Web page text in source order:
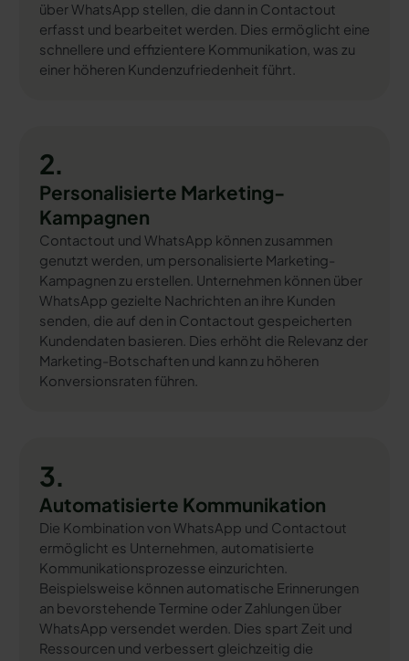
über WhatsApp stellen, die dann in Contactout
erfasst und bearbeitet werden. Dies ermöglicht eine
schnellere und effizientere Kommunikation, was zu
einer höheren Kundenzufriedenheit führt.
2.
Personalisierte Marketing-
Kampagnen
Contactout und WhatsApp können zusammen
genutzt werden, um personalisierte Marketing-
Kampagnen zu erstellen. Unternehmen können über
WhatsApp gezielte Nachrichten an ihre Kunden
senden, die auf den in Contactout gespeicherten
Kundendaten basieren. Dies erhöht die Relevanz der
Marketing-Botschaften und kann zu höheren
Konversionsraten führen.
3.
Automatisierte Kommunikation
Die Kombination von WhatsApp und Contactout
ermöglicht es Unternehmen, automatisierte
Kommunikationsprozesse einzurichten.
Beispielsweise können automatische Erinnerungen
an bevorstehende Termine oder Zahlungen über
WhatsApp versendet werden. Dies spart Zeit und
Ressourcen und verbessert gleichzeitig die